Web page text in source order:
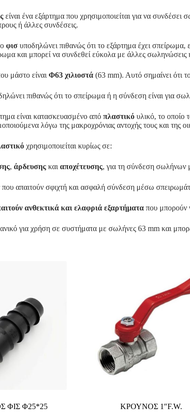
είναι ένα εξάρτημα που χρησιμοποιείται για να
ή άλλες συνδέσεις.
φισ υποδηλώνει πιθανώς ότι το εξάρτημα έχει
και μπορεί να συνδεθεί εύκολα με άλλες σωληνώσεις
μάστο είναι Φ63 χιλιοστά (63 mm). Αυτό σημαίνει ότι
πιθανώς ότι το σπείρωμα ή η σύνδεση είναι για
είναι κατασκευασμένο από πλαστικό υλικό, το οποίο
λόγω της μακροχρόνιας αντοχής τους και της
χρησιμοποιείται κυρίως σε:
, άρδευσης και αποχέτευσης, για τη σύνδεση σωλήνων
που απαιτούν σφιχτή και ασφαλή σύνδεση μέσω
ανθεκτικά και ελαφριά εξαρτήματα που μπορούν
για χρήση σε συστήματα με σωλήνες 63 mm και
ΦΙΣ Φ25*25
ΚΡΟΥΝΟΣ 1″F.W.